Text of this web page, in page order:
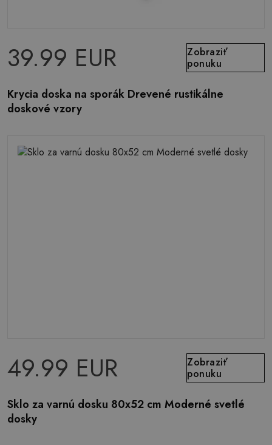
39.99 EUR
Zobraziť
ponuku
Krycia doska na sporák Drevené rustikálne
doskové vzory
49.99 EUR
Zobraziť
ponuku
Sklo za varnú dosku 80x52 cm Moderné svetlé
dosky